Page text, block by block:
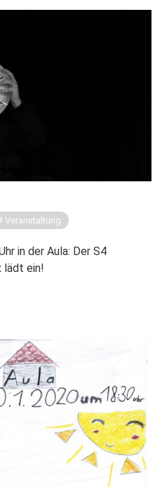
Veranstaltung
in der Aula: Der S4
lädt ein!